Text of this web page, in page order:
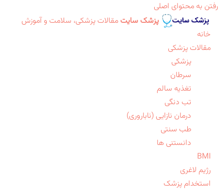
رفتن به محتوای اصلی
پزشک سایت مقالات پزشکی، سلامت و آموزش
خانه
مقالات پزشکی
پزشکی
سرطان
تغذیه سالم
تب دنگی
درمان نازایی (ناباروری)
طب سنتی
دانستنی ها
BMI
رژیم لاغری
استخدام پزشک